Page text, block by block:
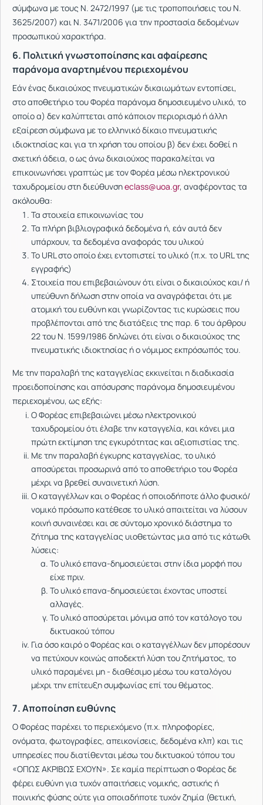
σύμφωνα με τους Ν. 2472/1997 (με τις τροποποιήσεις του Ν.
3625/2007) και Ν. 3471/2006 για την προστασία δεδομένων
προσωπικού χαρακτήρα.
6. Πολιτική γνωστοποίησης και αφαίρεσης
παράνομα αναρτημένου περιεχομένου
Εάν ένας δικαιούχος πνευματικών δικαιωμάτων εντοπίσει,
στο αποθετήριο του Φορέα παράνομα δημοσιευμένο υλικό, το
οποίο α) δεν καλύπτεται από κάποιον περιορισμό ή άλλη
εξαίρεση σύμφωνα με το ελληνικό δίκαιο πνευματικής
ιδιοκτησίας και για τη χρήση του οποίου β) δεν έχει δοθεί η
σχετική άδεια, ο ως άνω δικαιούχος παρακαλείται να
επικοινωνήσει γραπτώς με τον Φορέα μέσω ηλεκτρονικού
ταχυδρομείου στη διεύθυνσηeclass@uoa.gr, αναφέροντας τα
ακόλουθα:
Τα στοιχεία επικοινωνίας του
Τα πλήρη βιβλιογραφικά δεδομένα ή, εάν αυτά δεν
υπάρχουν, τα δεδομένα αναφοράς του υλικού
Το URL στο οποίο έχει εντοπιστεί το υλικό (π.χ. το URL της
εγγραφής)
Στοιχεία που επιβεβαιώνουν ότι είναι ο δικαιούχος και/ ή
υπεύθυνη δήλωση στην οποία να αναγράφεται ότι με
ατομική του ευθύνη και γνωρίζοντας τις κυρώσεις που
προβλέπονται από της διατάξεις της παρ. 6 του άρθρου
22 του Ν. 1599/1986 δηλώνει ότι είναι ο δικαιούχος της
πνευματικής ιδιοκτησίας ή ο νόμιμος εκπρόσωπός του.
Με την παραλαβή της καταγγελίας εκκινείται η διαδικασία
προειδοποίησης και απόσυρσης παράνομα δημοσιευμένου
περιεχομένου, ως εξής:
Ο Φορέας επιβεβαιώνει μέσω ηλεκτρονικού
ταχυδρομείου ότι έλαβε την καταγγελία, και κάνει μια
πρώτη εκτίμηση της εγκυρότητας και αξιοπιστίας της.
Με την παραλαβή έγκυρης καταγγελίας, το υλικό
αποσύρεται προσωρινά από το αποθετήριο του Φορέα
μέχρι να βρεθεί συναινετική λύση.
Ο καταγγέλλων και ο Φορέας ή οποιοδήποτε άλλο φυσικό/
νομικό πρόσωπο κατέθεσε το υλικό απαιτείται να λύσουν
κοινή συναινέσει και σε σύντομο χρονικό διάστημα το
ζήτημα της καταγγελίας υιοθετώντας μια από τις κάτωθι
λύσεις:
Το υλικό επανα-δημοσιεύεται στην ίδια μορφή που
είχε πριν.
Το υλικό επανα-δημοσιεύεται έχοντας υποστεί
αλλαγές.
Το υλικό αποσύρεται μόνιμα από τον κατάλογο του
δικτυακού τόπου
Για όσο καιρό ο Φορέας και ο καταγγέλλων δεν μπορέσουν
να πετύχουν κοινώς αποδεκτή λύση του ζητήματος, το
υλικό παραμένει μη - διαθέσιμο μέσω του καταλόγου
μέχρι την επίτευξη συμφωνίας επί του θέματος.
7. Αποποίηση ευθύνης
Ο Φορέας παρέχει το περιεχόμενο (π.χ. πληροφορίες,
ονόματα, φωτογραφίες, απεικονίσεις, δεδομένα κλπ) και τις
υπηρεσίες που διατίθενται μέσω του δικτυακού τόπου του
«ΟΠΩΣ ΑΚΡΙΒΩΣ ΕΧΟΥΝ». Σε καμία περίπτωση ο Φορέας δε
φέρει ευθύνη για τυχόν απαιτήσεις νομικής, αστικής ή
ποινικής φύσης ούτε για οποιαδήποτε τυχόν ζημία (θετική,